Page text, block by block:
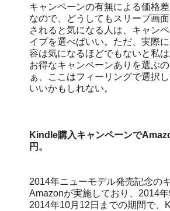
キャンペーンの有無による価格
なので、どうしてもスリープ画
されると気になる人は、キャン
イプを選べばいい。ただ、実際
容は気になるほどでもないと私は
お得なキャンペーンありを選ぶ
ぁ、ここはフィーリングで選択
いいかもしれない。
Kindle購入キャンペーンで
円。
2014年ニューモデル発売記念の
Amazonが実施しており、2014
2014年10月12日までの期間で、